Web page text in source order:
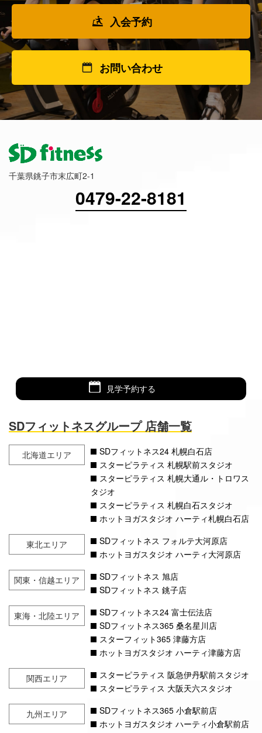
入会予約
お問い合わせ
千葉県銚子市末広町2-1
0479-22-8181
見学予約する
SDフィットネスグループ 店舗一覧
北海道エリア
SDフィットネス24 札幌白石店
スターピラティス 札幌駅前スタジオ
スターピラティス 札幌大通ル・トロワス
タジオ
スターピラティス 札幌白石スタジオ
ホットヨガスタジオ ハーティ札幌白石店
東北エリア
SDフィットネス フォルテ大河原店
ホットヨガスタジオ ハーティ大河原店
関東・信越エリア
SDフィットネス 旭店
SDフィットネス 銚子店
東海・北陸エリア
SDフィットネス24 富士伝法店
SDフィットネス365 桑名星川店
スターフィット365 津藤方店
ホットヨガスタジオ ハーティ津藤方店
関西エリア
スターピラティス 阪急伊丹駅前スタジオ
スターピラティス 大阪天六スタジオ
九州エリア
SDフィットネス365 小倉駅前店
ホットヨガスタジオ ハーティ小倉駅前店